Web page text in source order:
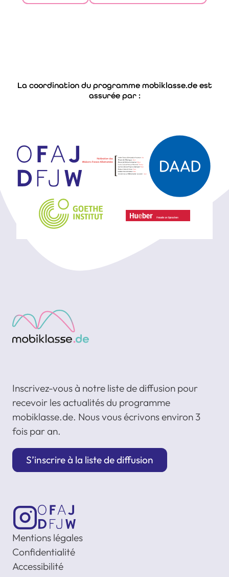
La coordination du programme mobiklasse.de est
assurée par :
Inscrivez-vous à notre liste de diffusion pour
recevoir les actualités du programme
mobiklasse.de. Nous vous écrivons environ 3
fois par an.
S’inscrire à la liste de diffusion
Mentions légales
Confidentialité
Accessibilité